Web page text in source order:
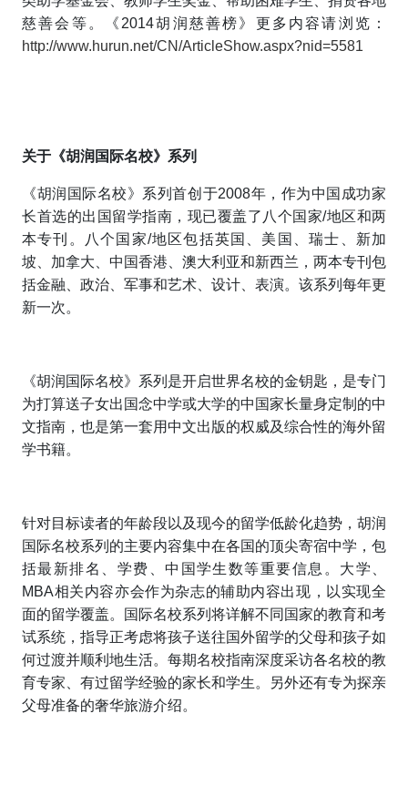
慈善会等。
《2014胡润 慈善榜》 更多 内容请浏览：
http://www.hurun.net/CN/ArticleShow.aspx?nid=5581
关于《胡润国际名校》 系列
《胡润国际名校》系列首创于2008年，作为中国成功家
长首选的出国留学指南，现已覆盖了八个国家/地区和两
本专刊。八个国家/地区包括英国、美国、瑞士、新加
坡、加拿大、中国香港、澳大利亚和新西兰，两本专刊包
括金融、政治、军事和艺术、设计、表演。该系列每年更
新一次。
《胡润国际名校》系列是开启世界名校的金钥匙，是专门
为打算送子女出国念中学或大学的中国家长量身定制的中
文指南，也是第一套用中文出版的权威及综合性的海外留
学书籍。
针对目标读者的年龄段以及现今的留学低龄化趋势，胡润
国际名校系列的主要内容集中在各国的顶尖寄宿中学，包
括最新排名、学费、中国学生数等重要信息。大学、
MBA相关内容亦会作为杂志的辅助内容出现，以实现全
面的留学覆盖。国际名校系列将详解不同国家的教育和考
试系统，指导正考虑将孩子送往国外留学的父母和孩子如
何过渡并顺利地生活。每期名校指南深度采访各名校的教
育专家、有过留学经验的家长和学生。另外还有专为探亲
父母准备的奢华旅游介绍。